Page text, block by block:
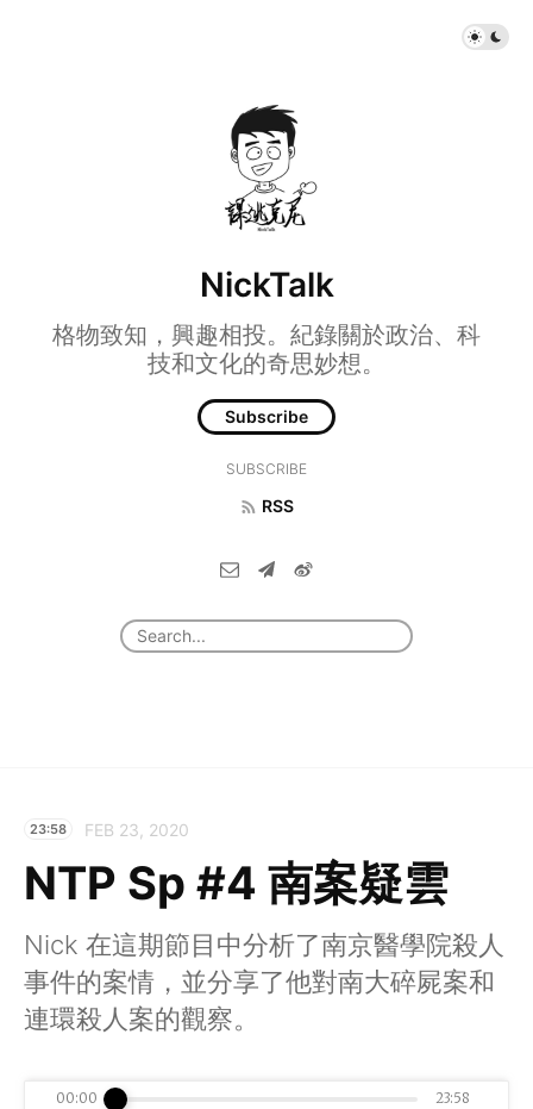
NickTalk
格物致知，興趣相投。紀錄關於政治、科
技和文化的奇思妙想。
Subscribe
SUBSCRIBE
RSS
23:58 FEB 23, 2020
NTP Sp #4 南案疑雲
Nick 在這期節目中分析了南京醫學院殺人
事件的案情，並分享了他對南大碎屍案和
連環殺人案的觀察。
00:00 23:58